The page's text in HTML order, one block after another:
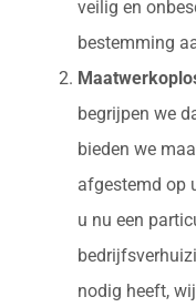
veilig en
bestemming
begrijpen we
bieden we
afgestemd op
u nu een
nodig heeft,